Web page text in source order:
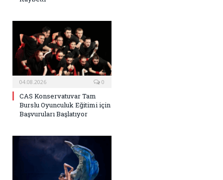
04.08.2026 0
CAS Konservatuvar Tam
Burslu Oyunculuk Eğitimi için
Başvuruları Başlatıyor